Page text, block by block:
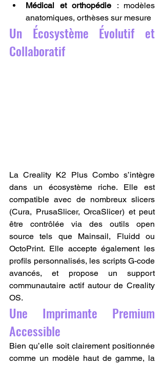
Médical et orthopédie : modèles
anatomiques, orthèses sur mesure
Un Écosystème Évolutif et
Collaboratif
La Creality K2 Plus Combo s’intègre
dans un écosystème riche. Elle est
compatible avec de nombreux slicers
(Cura, PrusaSlicer, OrcaSlicer) et peut
être contrôlée via des outils open
source tels que Mainsail, Fluidd ou
OctoPrint. Elle accepte également les
profils personnalisés, les scripts G-code
avancés, et propose un support
communautaire actif autour de Creality
OS.
Une Imprimante Premium
Accessible
Bien qu’elle soit clairement positionnée
comme un modèle haut de gamme, la